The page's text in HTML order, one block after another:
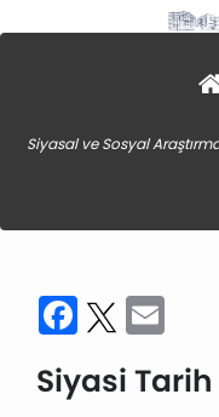
Siyasal ve Sosyal
Facebook
Twitter
Siyasi